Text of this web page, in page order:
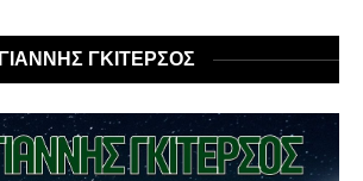
ΓΙΑΝΝΗΣ ΓΚΙΤΕΡΣΟΣ